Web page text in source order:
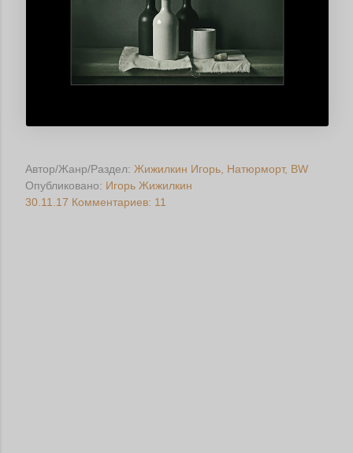
Автор/Жанр/Раздел: Жижилкин Игорь Натюрморт BW
Опубликовано: Игорь Жижилкин
30.11.17 Комментариев: 11